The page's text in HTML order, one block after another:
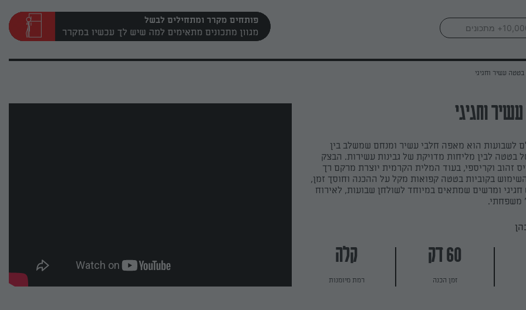
פותחים מקרר ומתחילים לבשל
עשיר וחגיגי
וחגיגי
לשבועות הוא מאפה חלבי עשיר ומנחם שמשלב בין
בטטה לבין מליחות מדויקת של גבינות עשירות. הבצק
זהוב וקריספי, בעוד המלית הקרמית יוצרת מרקם רך
בקוביות בטטה קפואות מקל על ההכנה וחוסך זמן,
ומרשים שמתאים במיוחד לשולחן שבועות, לאירוח
משפחתי.
60 דק
זמן הכנה
קלה
רמת מיומנות